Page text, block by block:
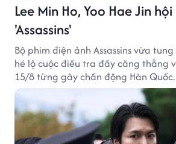
Lee Min Ho, Yoo Hae Jin
'Assassins'
Bộ phim điện ảnh Assassins vừa
hé lộ cuộc điều tra đầy căng thẳng
15/8 từng gây chấn động Hàn Quốc.